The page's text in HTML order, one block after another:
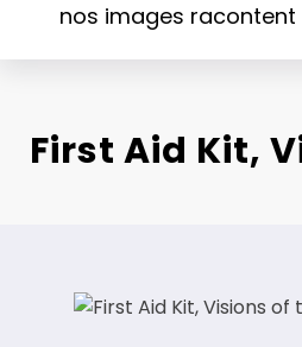
nos images racontent
First Aid Kit,